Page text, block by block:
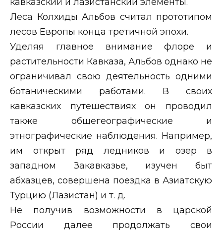
Леса Колхиды Альбов считал прототипом
лесов Европы конца третичной эпохи.
Уделяя главное внимание флоре и
растительности Кавказа, Альбов однако не
ограничивал свою деятельность одними
ботаническими работами. В своих
кавказских путешествиях он проводил
также общегеографические и
этнографические наблюдения. Например,
им открыт ряд ледников и озер в
западном Закавказье, изучен быт
абхазцев, совершена поездка в Азиатскую
Турцию (Лазистан) и т. д.
Не получив возможности в царской
России далее продолжать свои